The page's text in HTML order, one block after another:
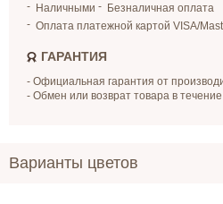
Наличными
Безналичная оплата
Оплата платежной картой VISA/
ГАРАНТИЯ
- Официальная гарантия от
- Обмен или возврат товара в
Варианты цветов